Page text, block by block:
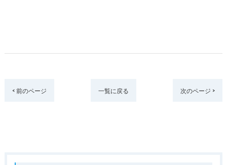
< 前のページ 一覧に戻る 次のページ >